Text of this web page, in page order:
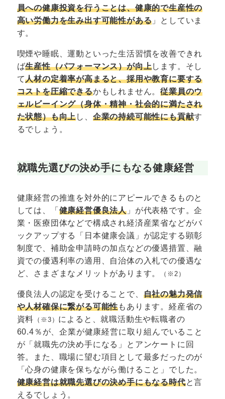
員への健康投資を行うことは、健康的で生産性の
高い労働力を生み出す可能性がある 」としていま
す。
喫煙や睡眠、運動といった生活習慣を改善できれ
ば生産性（パフォーマンス）が向上します。そし
て人材の定着率が高まると、採用や教育に要する
コストを圧縮できるかもしれません。従業員のウ
ェルビーイング（身体・精神・社会的に満たされ
た状態）も向上し、 企業の持続可能性にも貢献す
るでしょう。
就職先選びの決め手にもなる健康経営
健康経営の推進を対外的にアピールできるものと
しては、「 健康経営優良法人 」が代表格です。企
業・医療団体などで構成され経済産業省などがバ
ックアップする「日本健康会議」が認定する顕彰
制度で、補助金申請時の加点などの優遇措置、融
資での優遇利率の適用、自治体の入札での優遇な
ど、さまざまなメリットがあります。
（※2）
優良法人の認定を受けることで、 自社の魅力発信
や人材確保に繋がる可能性もあります。経産省の
資料 （※3） によると、就職活動生や転職者の
60.4％が、企業が健康経営に取り組んでいること
が「就職先の決め手になる」とアンケートに回
答。また、職場に望む項目として最多だったのが
「心身の健康を保ちながら働けること」でした。
健康経営は就職先選びの決め手にもなる時代と言
えるでしょう。